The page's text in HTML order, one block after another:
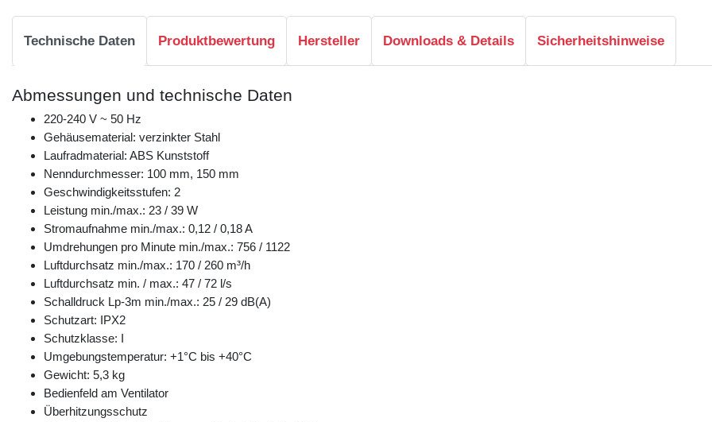
Technische Daten Produktbewertung Hersteller Downloads & Details Sicherheitshinweise
Abmessungen und technische Daten
220-240 V ~ 50 Hz
Gehäusematerial: verzinkter Stahl
Laufradmaterial: ABS Kunststoff
Nenndurchmesser: 100 mm, 150 mm
Geschwindigkeitsstufen: 2
Leistung min./max.: 23 / 39 W
Stromaufnahme min./max.: 0,12 / 0,18 A
Umdrehungen pro Minute min./max.: 756 / 1122
Luftdurchsatz min./max.: 170 / 260 m³/h
Luftdurchsatz min. / max.: 47 / 72 l/s
Schalldruck Lp-3m min./max.: 25 / 29 dB(A)
Schutzart: IPX2
Schutzklasse: I
Umgebungstemperatur: +1°C bis +40°C
Gewicht: 5,3 kg
Bedienfeld am Ventilator
Überhitzungsschutz